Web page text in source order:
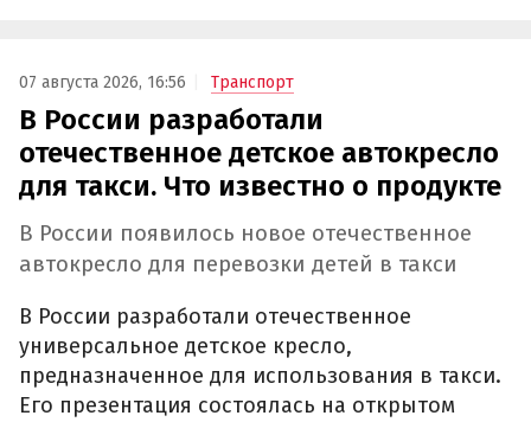
07 августа 2026, 16:56 Транспорт
В России разработали
отечественное детское автокресло
для такси. Что известно о продукте
В России появилось новое отечественное
автокресло для перевозки детей в такси
В России разработали отечественное
универсальное детское кресло,
предназначенное для использования в такси.
Его презентация состоялась на открытом